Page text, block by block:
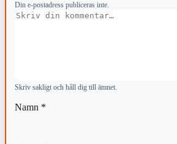
Din e-postadress publiceras inte.
Kommentar
Skriv sakligt och håll dig till ämnet.
Namn *